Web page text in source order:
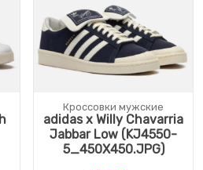
Кроссовки мужские
adidas x Willy Chavarria
Jabbar Low (KJ4550-
5_450X450.JPG)